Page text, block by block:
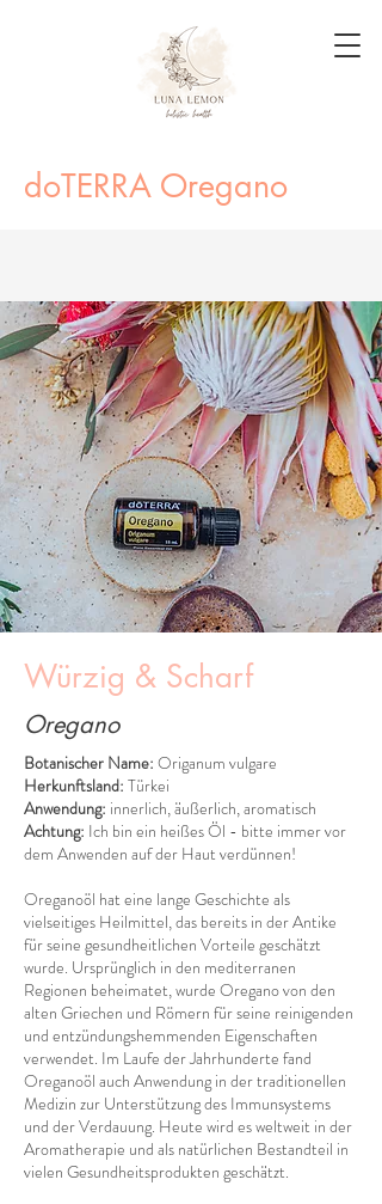
doTERRA Oregano
Würzig & Scharf
Oregano
Botanischer Name: Origanum vulgare
Herkunftsland: Türkei
Anwendung: innerlich, äußerlich, aromatisch
Achtung: Ich bin ein heißes Öl - bitte immer vor
dem Anwenden auf der Haut verdünnen!
Oreganoöl hat eine lange Geschichte als
vielseitiges Heilmittel, das bereits in der Antike
für seine gesundheitlichen Vorteile geschätzt
wurde. Ursprünglich in den mediterranen
Regionen beheimatet, wurde Oregano von den
alten Griechen und Römern für seine reinigenden
und entzündungshemmenden Eigenschaften
verwendet. Im Laufe der Jahrhunderte fand
Oreganoöl auch Anwendung in der traditionellen
Medizin zur Unterstützung des Immunsystems
und der Verdauung. Heute wird es weltweit in der
Aromatherapie und als natürlichen Bestandteil in
vielen Gesundheitsprodukten geschätzt.